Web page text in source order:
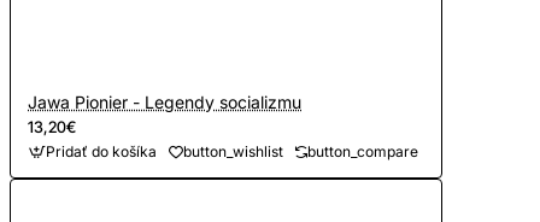
Jawa Pionier - Legendy socializmu
13,20€
Pridať do košíka button_wishlist button_compare